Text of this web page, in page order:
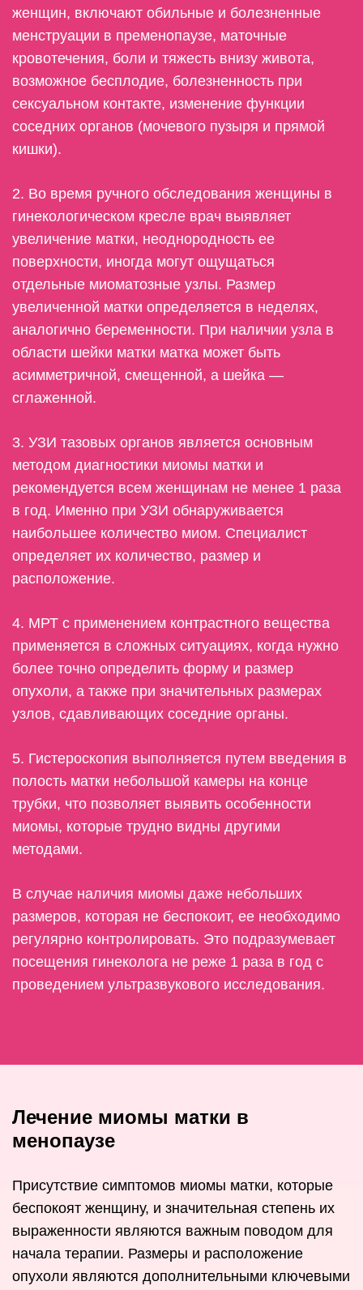
женщин, включают обильные и болезненные
менструации в пременопаузе, маточные
кровотечения, боли и тяжесть внизу живота,
возможное бесплодие, болезненность при
сексуальном контакте, изменение функции
соседних органов (мочевого пузыря и прямой
кишки).
2. Во время ручного обследования женщины в
гинекологическом кресле врач выявляет
увеличение матки, неоднородность ее
поверхности, иногда могут ощущаться
отдельные миоматозные узлы. Размер
увеличенной матки определяется в неделях,
аналогично беременности. При наличии узла в
области шейки матки матка может быть
асимметричной, смещенной, а шейка —
сглаженной.
3. УЗИ тазовых органов является основным
методом диагностики миомы матки и
рекомендуется всем женщинам не менее 1 раза
в год. Именно при УЗИ обнаруживается
наибольшее количество миом. Специалист
определяет их количество, размер и
расположение.
4. МРТ с применением контрастного вещества
применяется в сложных ситуациях, когда нужно
более точно определить форму и размер
опухоли, а также при значительных размерах
узлов, сдавливающих соседние органы.
5. Гистероскопия выполняется путем введения в
полость матки небольшой камеры на конце
трубки, что позволяет выявить особенности
миомы, которые трудно видны другими
методами.
В случае наличия миомы даже небольших
размеров, которая не беспокоит, ее необходимо
регулярно контролировать. Это подразумевает
посещения гинеколога не реже 1 раза в год с
проведением ультразвукового исследования.
Лечение миомы матки в
менопаузе
Присутствие симптомов миомы матки, которые
беспокоят женщину, и значительная степень их
выраженности являются важным поводом для
начала терапии. Размеры и расположение
опухоли являются дополнительными ключевыми